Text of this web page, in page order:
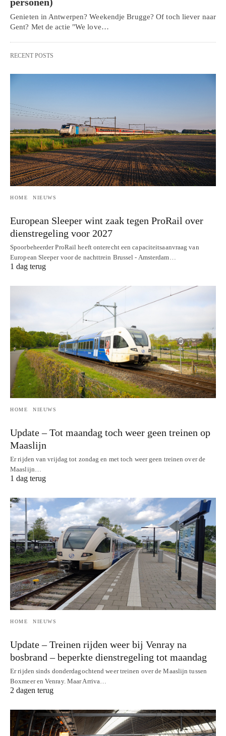
personen)
Genieten in Antwerpen? Weekendje Brugge? Of toch liever naar
Gent? Met de actie "We love…
RECENT POSTS
HOME NIEUWS
European Sleeper wint zaak tegen ProRail over
dienstregeling voor 2027
Spoorbeheerder ProRail heeft onterecht een capaciteitsaanvraag van
European Sleeper voor de nachttrein Brussel - Amsterdam…
1 dag terug
HOME NIEUWS
Update – Tot maandag toch weer geen treinen op
Maaslijn
Er rijden van vrijdag tot zondag en met toch weer geen treinen over de
Maaslijn…
1 dag terug
HOME NIEUWS
Update – Treinen rijden weer bij Venray na
bosbrand – beperkte dienstregeling tot maandag
Er rijden sinds donderdagochtend weer treinen over de Maaslijn tussen
Boxmeer en Venray. Maar Arriva…
2 dagen terug